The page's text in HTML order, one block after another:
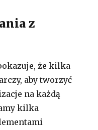
z
że kilka
aby tworzyć
na każdą
kilka